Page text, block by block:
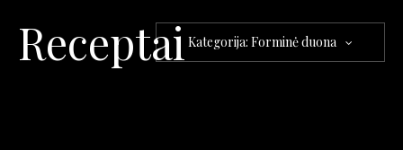
ReceptaiKategorija: Forminė duona